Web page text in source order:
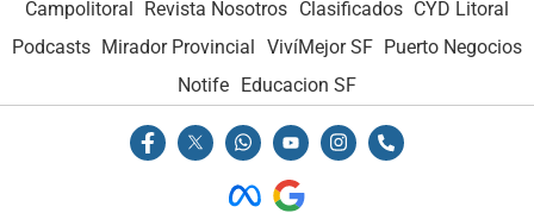
Campolitoral Revista Nosotros Clasificados CYD Litoral
Podcasts Mirador Provincial VivíMejor SF Puerto Negocios
Notife Educacion SF